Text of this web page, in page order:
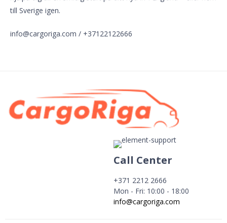
till Sverige igen.
info@cargoriga.com / +37122122666
Call Center
+371 2212 2666
Mon - Fri: 10:00 - 18:00
info@cargoriga.com